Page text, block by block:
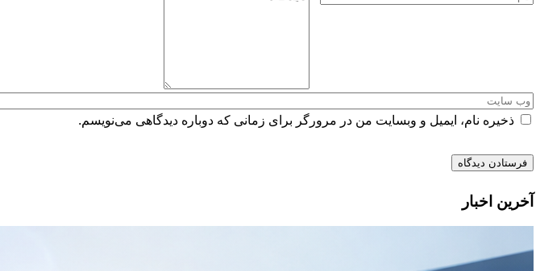
ذخیره نام، ایمیل و وبسایت من در مرورگر برای زمانی که دوباره دیدگاهی می‌نویسم.
آخرین اخبار